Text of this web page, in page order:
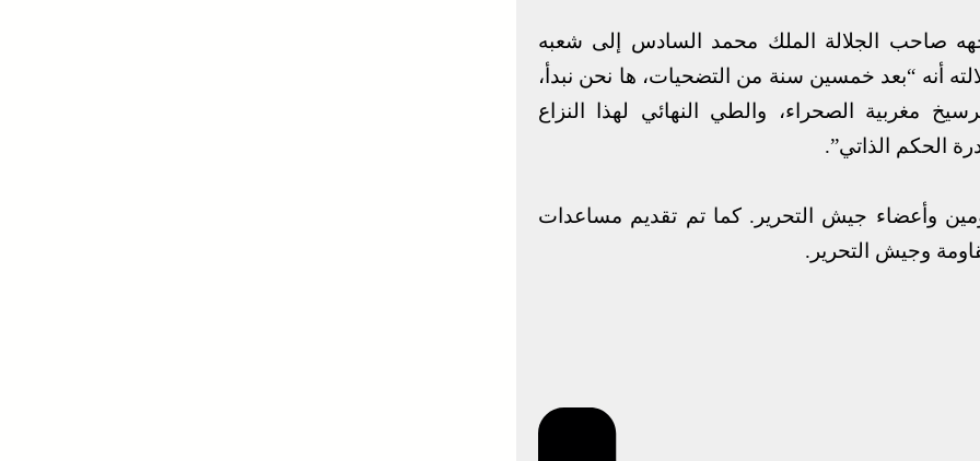
صاحب الجلالة الملك محمد السادس إلى شعبه
جلالته أنه “بعد خمسين سنة من التضحيات، ها نحن نبدأ،
مغربية الصحراء، والطي النهائي لهذا النزاع
الحكم الذاتي”.
وأعضاء جيش التحرير. كما تم تقديم مساعدات
وجيش التحرير.